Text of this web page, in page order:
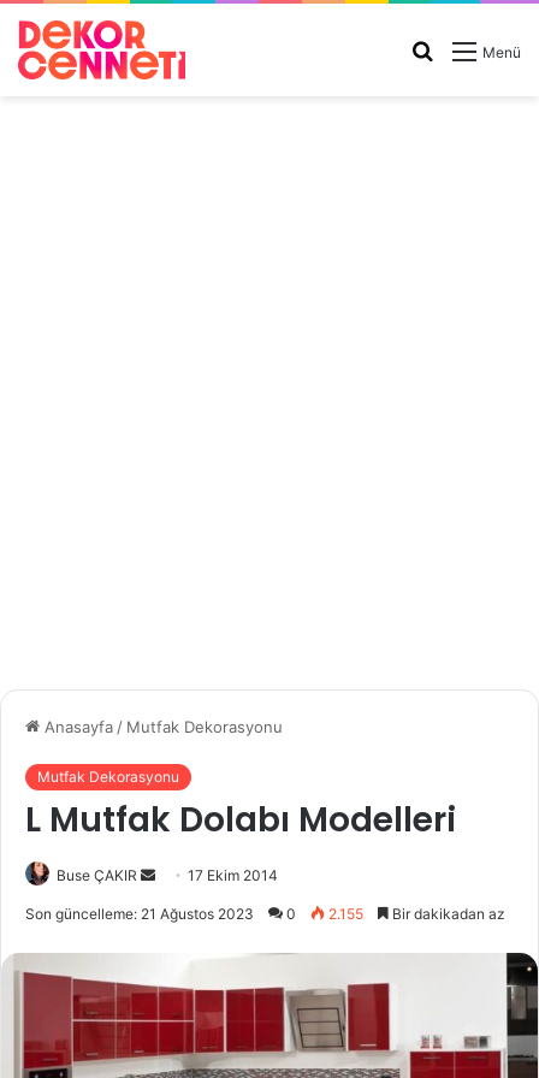
Menü
Arama
Anasayfa / Mutfak Dekorasyonu
Mutfak Dekorasyonu
L Mutfak Dolabı Modelleri
Buse ÇAKIR
-
p
o
17 Ekim 2014
Son güncelleme: 21 Ağustos 2023 0 2.155 Bir dakikadan az